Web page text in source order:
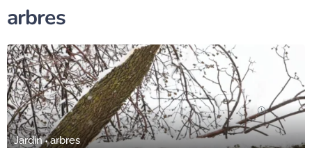
arbres
Jardin arbres
09/12/23